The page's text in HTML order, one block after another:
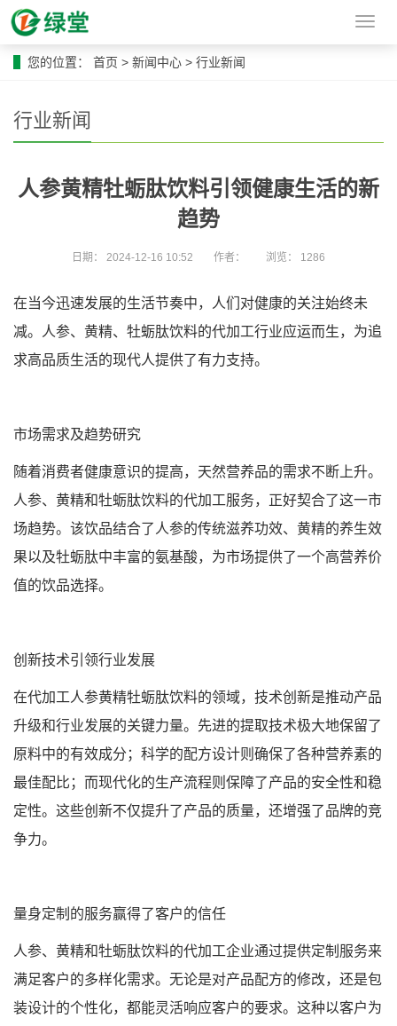
导
您的位置： 首页 > 新闻中心 > 行业新闻
行业新闻
人参黄精牡蛎肽饮料引领健康生活的新
趋势
日期： 2024-12-16 10:52 作者： 浏览： 1286
在当今迅速发展的生活节奏中，人们对健康的关注始终未
减。人参、黄精、牡蛎肽饮料的代加工行业应运而生，为追
求高品质生活的现代人提供了有力支持。
市场需求及趋势研究
随着消费者健康意识的提高，天然营养品的需求不断上升。
人参、黄精和牡蛎肽饮料的代加工服务，正好契合了这一市
场趋势。该饮品结合了人参的传统滋养功效、黄精的养生效
果以及牡蛎肽中丰富的氨基酸，为市场提供了一个高营养价
值的饮品选择。
创新技术引领行业发展
在代加工人参黄精牡蛎肽饮料的领域，技术创新是推动产品
升级和行业发展的关键力量。先进的提取技术极大地保留了
原料中的有效成分；科学的配方设计则确保了各种营养素的
最佳配比；而现代化的生产流程则保障了产品的安全性和稳
定性。这些创新不仅提升了产品的质量，还增强了品牌的竞
争力。
量身定制的服务赢得了客户的信任
人参、黄精和牡蛎肽饮料的代加工企业通过提供定制服务来
满足客户的多样化需求。无论是对产品配方的修改，还是包
装设计的个性化，都能灵活响应客户的要求。这种以客户为